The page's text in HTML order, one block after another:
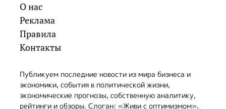
О нас
Реклама
Правила
Контакты
Публикуем последние новости из мира бизнеса и
экономики, события в политической жизни,
экономические прогнозы, собственную аналитику,
рейтинги и обзоры. Слоган: «Живи с оптимизмом».